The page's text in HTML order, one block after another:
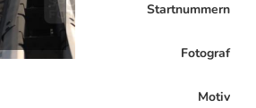
Startnummern
Fotograf
Motiv